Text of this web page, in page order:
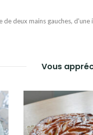
de deux mains gauches,
Vous